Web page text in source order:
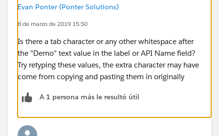
Evan Ponter (Ponter Solutions)
8 de marzo de 2019 15:50
Is there a tab character or any other whitespace after
the "Demo" text value in the label or API Name field?
Try retyping these values, the extra character may have
come from copying and pasting them in originally
A 1 persona más le resultó útil